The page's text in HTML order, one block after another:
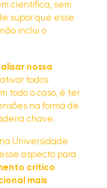
científica, sem
supor que esse
inclui o
nossa
todos
todo o caso, é ter
na forma de
chave.
Universidade
aspecto para
crítico
mais